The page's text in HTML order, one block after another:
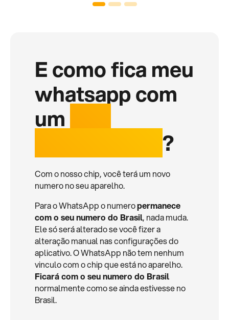
E como fica meu
whatsapp com
um
?
Com o nosso chip, você terá um novo
numero no seu aparelho.
Para o WhatsApp o numeropermanece
com o seu numero do Brasil, nada muda.
Ele só será alterado se você fizer a
alteração manual nas configurações do
aplicativo. O WhatsApp não tem nenhum
vinculo com o chip que está no aparelho.
Ficará com o seu numero do Brasil
normalmente como se ainda estivesse no
Brasil.